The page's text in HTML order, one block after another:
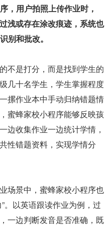
，用户拍照上传作业时，
浅或存在涂改痕迹，系统也
别和批改。
不是打分，而是找到学生的
几十名学生，学生掌握程度
摞作业本中手动归纳错题情
蜜蜂家校小程序能够反映孩
边收集作业一边统计学情，
性错题资料，实现学情分
场景中，蜜蜂家校小程序也
。以英语跟读作业为例，过
一边判断发音是否准确，既